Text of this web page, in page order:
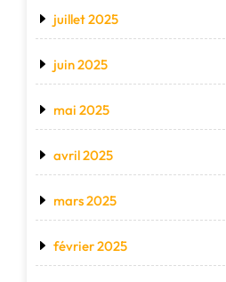
juillet 2025
juin 2025
mai 2025
avril 2025
mars 2025
février 2025